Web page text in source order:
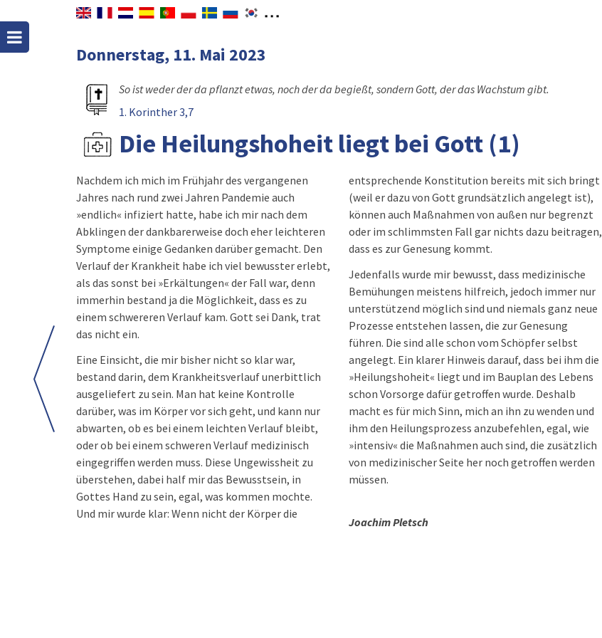
Donnerstag, 11. Mai 2023
So ist weder der da pflanzt etwas, noch der da begießt, sondern Gott, der das Wachstum gibt.
1. Korinther 3,7
Die Heilungshoheit liegt bei Gott (1)
Nachdem ich mich im Frühjahr des vergangenen
Jahres nach rund zwei Jahren Pandemie auch
»endlich« infiziert hatte, habe ich mir nach dem
Abklingen der dankbarerweise doch eher leichteren
Symptome einige Gedanken darüber gemacht. Den
Verlauf der Krankheit habe ich viel bewusster erlebt,
als das sonst bei »Erkältungen« der Fall war, denn
immerhin bestand ja die Möglichkeit, dass es zu
einem schwereren Verlauf kam. Gott sei Dank, trat
das nicht ein.
Eine Einsicht, die mir bisher nicht so klar war,
bestand darin, dem Krankheitsverlauf unerbittlich
ausgeliefert zu sein. Man hat keine Kontrolle
darüber, was im Körper vor sich geht, und kann nur
abwarten, ob es bei einem leichten Verlauf bleibt,
oder ob bei einem schweren Verlauf medizinisch
eingegriffen werden muss. Diese Ungewissheit zu
überstehen, dabei half mir das Bewusstsein, in
Gottes Hand zu sein, egal, was kommen mochte.
Und mir wurde klar: Wenn nicht der Körper die
entsprechende Konstitution bereits mit sich bringt
(weil er dazu von Gott grundsätzlich angelegt ist),
können auch Maßnahmen von außen nur begrenzt
oder im schlimmsten Fall gar nichts dazu beitragen,
dass es zur Genesung kommt.
Jedenfalls wurde mir bewusst, dass medizinische
Bemühungen meistens hilfreich, jedoch immer nur
unterstützend möglich sind und niemals ganz neue
Prozesse entstehen lassen, die zur Genesung
führen. Die sind alle schon vom Schöpfer selbst
angelegt. Ein klarer Hinweis darauf, dass bei ihm die
»Heilungshoheit« liegt und im Bauplan des Lebens
schon Vorsorge dafür getroffen wurde. Deshalb
macht es für mich Sinn, mich an ihn zu wenden und
ihm den Heilungsprozess anzubefehlen, egal, wie
»intensiv« die Maßnahmen auch sind, die zusätzlich
von medizinischer Seite her noch getroffen werden
müssen.
Joachim Pletsch